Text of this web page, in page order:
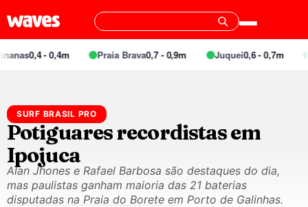
- 0,4m Praia Brava0,7 - 0,9m Juquei0,6 - 0,7m Barra
SURF BRASIL PRO
Potiguares recordistas em
Ipojuca
Alan Jhones e Rafael Barbosa são destaques do dia,
mas paulistas ganham maioria das 21 baterias
disputadas na Praia do Borete em Porto de Galinhas.